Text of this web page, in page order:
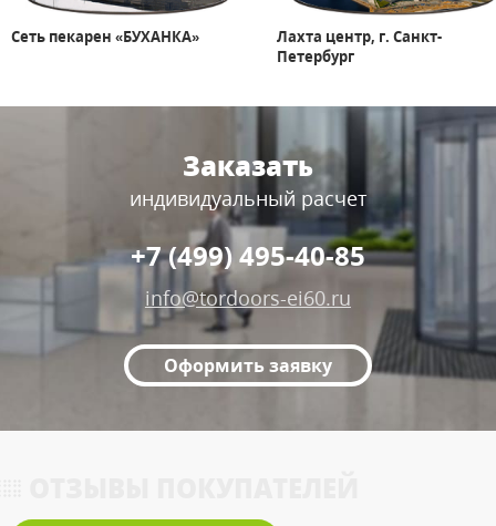
Сеть пекарен «БУХАНКА»
Лахта центр, г. Санкт-
Петербург
Заказать
индивидуальный расчет
Оформить заявку
+7 (499) 495-40-85
info@tordoors-ei60.ru